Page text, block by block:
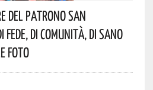
Del Patrono San
Fede, Di Comunità, Di Sano
Foto